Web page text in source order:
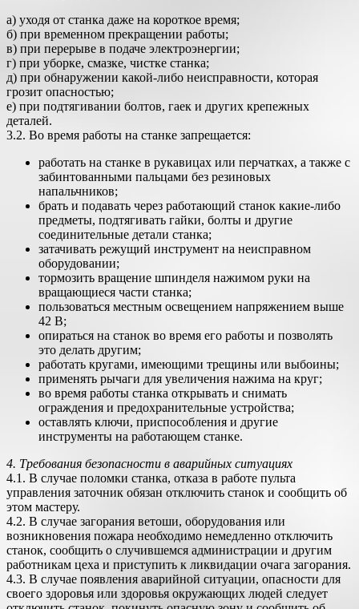
а) уходя от станка даже на короткое время;
б) при временном прекращении работы;
в) при перерыве в подаче электроэнергии;
г) при уборке, смазке, чистке станка;
д) при обнаружении какой-либо неисправности, которая
грозит опасностью;
е) при подтягивании болтов, гаек и других крепежных
деталей.
3.2. Во время работы на станке запрещается:
работать на станке в рукавицах или перчатках, а также с
забинтованными пальцами без резиновых
напальчников;
брать и подавать через работающий станок какие-либо
предметы, подтягивать гайки, болты и другие
соединительные детали станка;
затачивать режущий инструмент на неисправном
оборудовании;
тормозить вращение шпинделя нажимом руки на
вращающиеся части станка;
пользоваться местным освещением напряжением выше
42 В;
опираться на станок во время его работы и позволять
это делать другим;
работать кругами, имеющими трещины или выбоины;
применять рычаги для увеличения нажима на круг;
во время работы станка открывать и снимать
ограждения и предохранительные устройства;
оставлять ключи, приспособления и другие
инструменты на работающем станке.
4. Требования безопасности в аварийных ситуациях
4.1. В случае поломки станка, отказа в работе пульта
управления заточник обязан отключить станок и сообщить об
этом мастеру.
4.2. В случае загорания ветоши, оборудования или
возникновения пожара необходимо немедленно отключить
станок, сообщить о случившемся администрации и другим
работникам цеха и приступить к ликвидации очага загорания.
4.3. В случае появления аварийной ситуации, опасности для
своего здоровья или здоровья окружающих людей следует